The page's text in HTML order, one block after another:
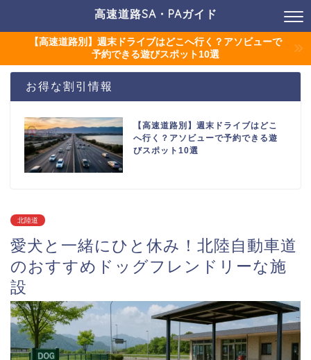
高速道路SA・PAガイド
【高速道路別】週末ドライブはどこへ行く？アソビューで
予約できる遊びスポット10選
お得な割引情報
【高速道路別】週末ドライブはどこ
へ行く？アソビューで予約できる遊
びスポット10選
北陸道
愛犬と一緒にひと休み！北陸自動車道
のおすすめドッグフレンドリーな施
設